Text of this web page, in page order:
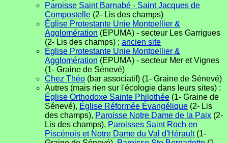
Paroisse Saint Barnabé - Saint Jacques de
Compostelle (2- Lis des champs)
Église Protestante Unie Montpellier &
Agglomération (EPUMA) - secteur Les Garrigues
(2- Lis des champs) ; ancien site
Église Protestante Unie Montpellier &
Agglomération (EPUMA) - secteur Mer et Vignes
(1- Graine de Sénevé)
Chez Théo (bar associatif) (1- Graine de Sénevé)
Autres (mais rien sur l'écologie dans leurs sites) :
Église Orthodoxe Sainte Philothée (1- Graine de
Sénevé), Église Réformée Évangélique (2- Lis
des champs), Paroisse Notre Dame de la Paix (2-
Lis des champs), Paroisses Saint Roch en
Piscénois et Notre Dame du Val d'Hérault(1-